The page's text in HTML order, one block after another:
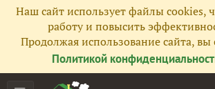
Наш сайт использует файлы cookies,
работу и повысить
Продолжая использование сайта, вы
Политикой